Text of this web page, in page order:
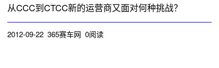
从CCC到CTCC新的运营商又面对何种挑战？
2012-09-22 365赛车网 0阅读